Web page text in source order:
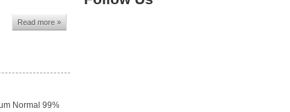
Read more »
Normal 99%